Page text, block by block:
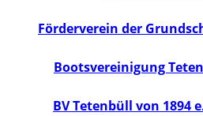
Förderverein der
Bootsvereinigung
BV Tetenbüll von 1894